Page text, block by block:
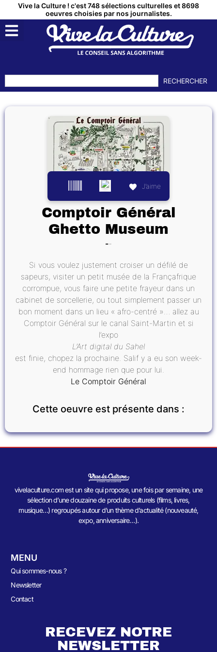
Vive la Culture ! c'est 748 sélections culturelles et 8698
oeuvres choisies par nos journalistes.
RECHERCHER
J’aime
Comptoir Général
Ghetto Museum
Si vous voulez justement croiser un défilé de
sapeurs, visiter un petit musée de la Françafrique
corrompue, vous faire une petite frayeur dans un
cabinet de sorcellerie, ou tout simplement passer un
bon moment dans un lieu « afro-centré »… allez au
Comptoir Général sur le canal Saint-Martin et si
l’expo
L’Art digital du Sahel
est finie, chopez la prochaine. Salif y a eu son week-
end hommage rien que pour lui.
Le Comptoir Général
Cette oeuvre est présente dans :
vivelaculture.com est un site qui propose, une fois par semaine, une
sélection d’une douzaine de produits culturels (films, livres,
musique…) regroupés autour d’un thème d’actualité (nouveauté,
expo, anniversaire…).
MENU
Qui sommes-nous ?
Newsletter
Contact
RECEVEZ NOTRE
NEWSLETTER